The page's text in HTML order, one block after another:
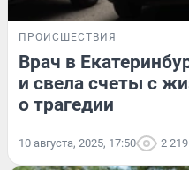
ПРОИСШЕСТВИЯ
Врач в
и свела счеты с
о трагедии
10 августа, 2025, 17:50 2 219